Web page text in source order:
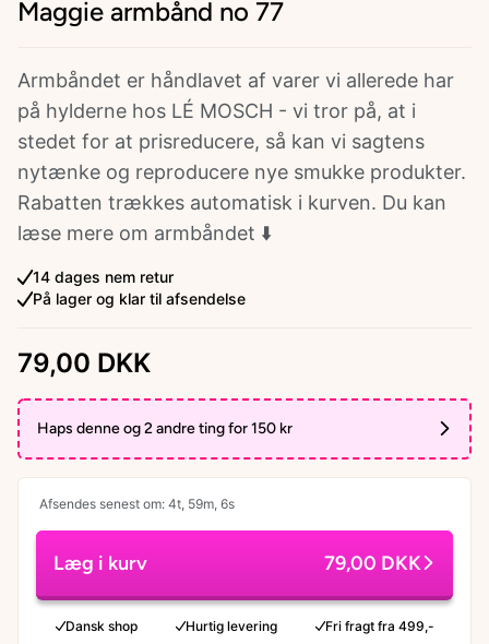
Maggie armbånd no 77
Armbåndet er håndlavet af varer vi allerede har
på hylderne hos LÉ MOSCH - vi tror på, at i
stedet for at prisreducere, så kan vi sagtens
nytænke og reproducere nye smukke produkter.
Rabatten trækkes automatisk i kurven. Du kan
læse mere om armbåndet ⬇️
14 dages nem retur
På lager og klar til afsendelse
79,00 DKK
Haps denne og 2 andre ting for 150 kr
Afsendes senest om: 4t, 59m, 6s
Læg i kurv 79,00 DKK
Dansk shop Hurtig levering Fri fragt fra 499,-